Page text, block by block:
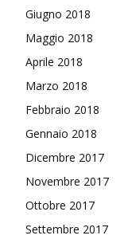
Giugno 2018
Maggio 2018
Aprile 2018
Marzo 2018
Febbraio 2018
Gennaio 2018
Dicembre 2017
Novembre 2017
Ottobre 2017
Settembre 2017